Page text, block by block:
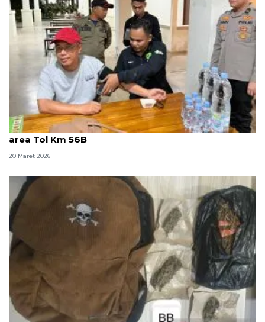
Polda Sumsel hadirkan cek kesehatan gratis di rest
area Tol Km 56B
20 Maret 2026